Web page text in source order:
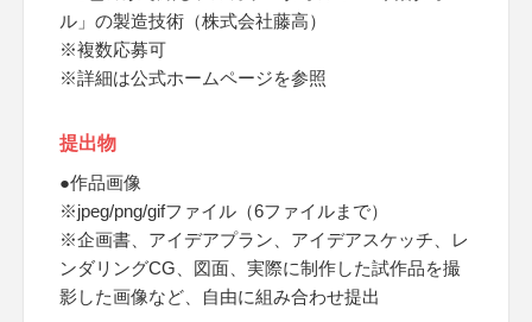
ル」の製造技術（株式会社藤高）
※複数応募可
※詳細は公式ホームページを参照
提出物
●作品画像
※jpeg/png/gifファイル（6ファイルまで）
※企画書、アイデアプラン、アイデアスケッチ、レ
ンダリングCG、図面、実際に制作した試作品を撮
影した画像など、自由に組み合わせ提出